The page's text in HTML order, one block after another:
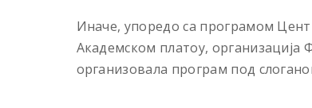
Иначе, упоредо са програмом
Академском платоу, организација
организовала програм под